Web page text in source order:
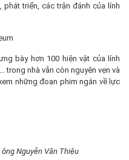
triển, các trận đánh của lính
bày hơn 100 hiện vật của lính
trong nhà vẫn còn nguyên vẹn và
những đoạn phim ngắn về lực
Nguyễn Văn Thiệu